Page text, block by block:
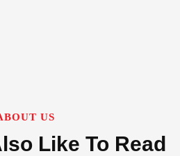
US
Like To Read